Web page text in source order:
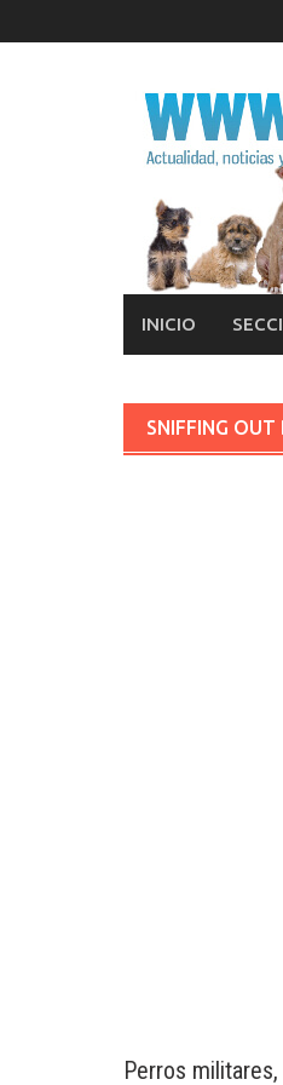
al
INICIO
SNIFFING OUT
Perros